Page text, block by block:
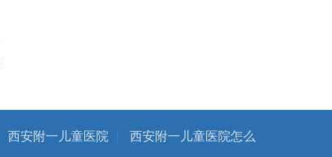
西安附一儿童医院 |
西安附一儿童医院怎么